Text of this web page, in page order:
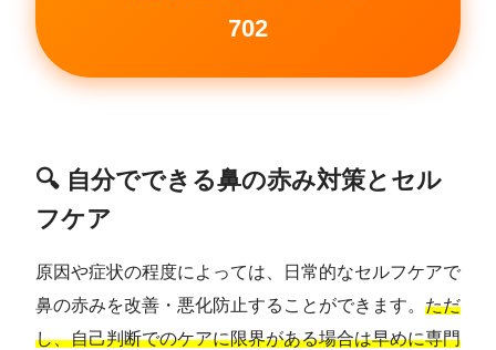
702
🔍 自分でできる鼻の赤み対策とセル
フケア
原因や症状の程度によっては、日常的なセルフケアで
鼻の赤みを改善・悪化防止することができます。 ただ
し、自己判断でのケアに限界がある場合は早めに専門